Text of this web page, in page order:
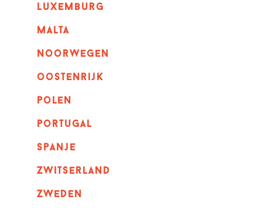
luxemburg
malta
noorwegen
oostenrijk
polen
portugal
spanje
zwitserland
zweden